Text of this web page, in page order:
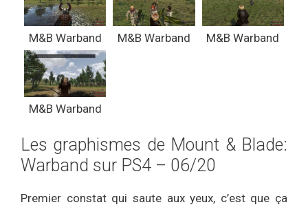
M&B Warband M&B Warband M&B Warband
M&B Warband
Les graphismes de Mount & Blade:
Warband sur PS4 – 06/20
Premier constat qui saute aux yeux, c’est que ça